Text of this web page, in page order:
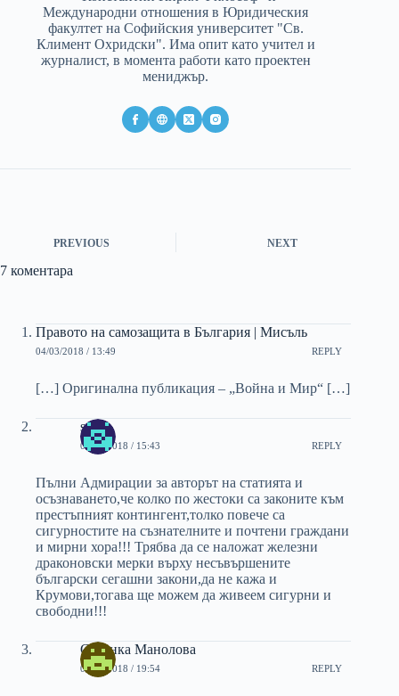
Международни отношения в Юридическия
факултет на Софийския университет "Св.
Климент Охридски". Има опит като учител и
журналист, в момента работи като проектен
мениджър.
PREVIOUS NEXT
7 коментара
Правото на самозащита в България | Мисъль
04/03/2018 / 13:49 REPLY
[…] Оригинална публикация – „Война и Мир“ […]
sv.
04/03/2018 / 15:43 REPLY
Пълни Адмирации за авторът на статията и
осъзнаването,че колко по жестоки са законите към
престъпният контингент,толко повече са
сигурностите на съзнателните и почтени граждани
и мирни хора!!! Трябва да се наложат железни
драконовски мерки върху несъвършените
български сегашни закони,да не кажа и
Крумови,тогава ще можем да живеем сигурни и
свободни!!!
Стоянка Манолова
04/03/2018 / 19:54 REPLY